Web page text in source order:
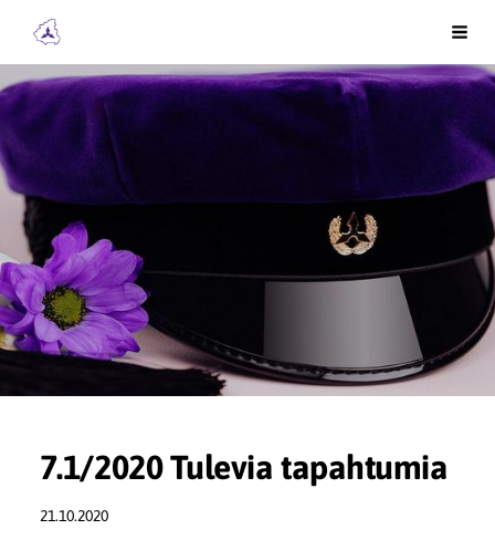
sivunKainuun Insinöörit ry
7.1/2020 Tulevia tapahtumia
21.10.2020